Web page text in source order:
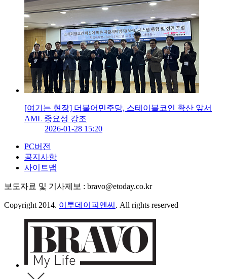
[여기는 현장] 더불어민주당, 스테이블코인 확산 앞서
AML 중요성 강조
2026-01-28 15:20
PC버전
공지사항
사이트맵
보도자료 및 기사제보 : bravo@etoday.co.kr
Copyright 2014. 이투데이피엔씨 . All rights reserved